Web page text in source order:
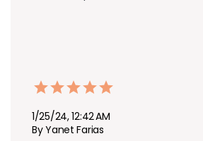
1/25/24, 12:42 AM
By Yanet Farias